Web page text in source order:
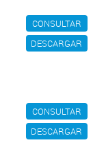
CONSULTAR
DESCARGAR
CONSULTAR
DESCARGAR